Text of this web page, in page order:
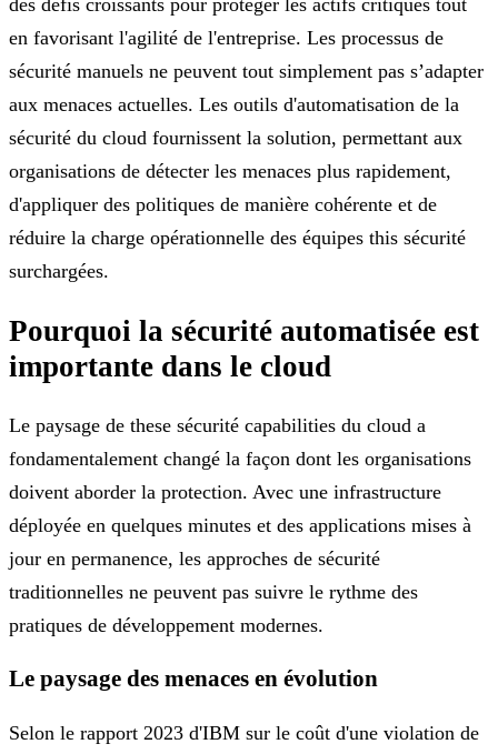
des défis croissants pour protéger les actifs critiques tout
en favorisant l'agilité de l'entreprise. Les processus de
sécurité manuels ne peuvent tout simplement pas s’adapter
aux menaces actuelles. Les outils d'automatisation de la
sécurité du cloud fournissent la solution, permettant aux
organisations de détecter les menaces plus rapidement,
d'appliquer des politiques de manière cohérente et de
réduire la charge opérationnelle des équipes this sécurité
surchargées.
Pourquoi la sécurité automatisée est
importante dans le cloud
Le paysage de these sécurité capabilities du cloud a
fondamentalement changé la façon dont les organisations
doivent aborder la protection. Avec une infrastructure
déployée en quelques minutes et des applications mises à
jour en permanence, les approches de sécurité
traditionnelles ne peuvent pas suivre le rythme des
pratiques de développement modernes.
Le paysage des menaces en évolution
Selon le rapport 2023 d'IBM sur le coût d'une violation de